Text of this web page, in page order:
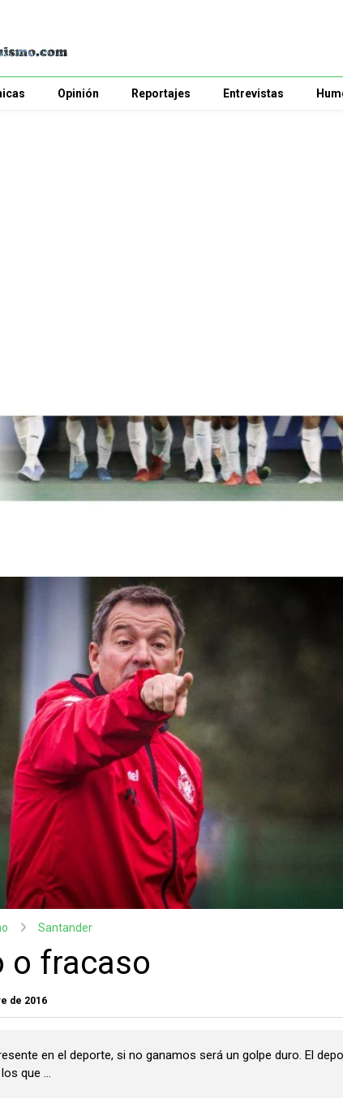
Opinión Reportajes Entrevistas
Santander
o fracaso
de 2016
en el deporte, si no ganamos será un golpe duro. El
que ...